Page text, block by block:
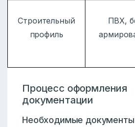
Строительный
профиль
ПВХ,
Процесс оформления
документации
Необходимые документы